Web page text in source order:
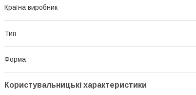
Країна виробник
Тип
Форма
Користувальницькі характеристики